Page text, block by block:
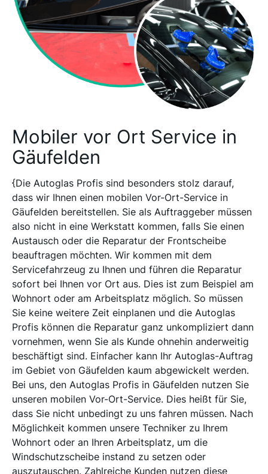
Mobiler vor Ort Service in
Gäufelden
{Die Autoglas Profis sind besonders stolz darauf,
dass wir Ihnen einen mobilen Vor-Ort-Service in
Gäufelden bereitstellen. Sie als Auftraggeber müssen
also nicht in eine Werkstatt kommen, falls Sie einen
Austausch oder die Reparatur der Frontscheibe
beauftragen möchten. Wir kommen mit dem
Servicefahrzeug zu Ihnen und führen die Reparatur
sofort bei Ihnen vor Ort aus. Dies ist zum Beispiel am
Wohnort oder am Arbeitsplatz möglich. So müssen
Sie keine weitere Zeit einplanen und die Autoglas
Profis können die Reparatur ganz unkompliziert dann
vornehmen, wenn Sie als Kunde ohnehin anderweitig
beschäftigt sind. Einfacher kann Ihr Autoglas-Auftrag
im Gebiet von Gäufelden kaum abgewickelt werden.
Bei uns, den Autoglas Profis in Gäufelden nutzen Sie
unseren mobilen Vor-Ort-Service. Dies heißt für Sie,
dass Sie nicht unbedingt zu uns fahren müssen. Nach
Möglichkeit kommen unsere Techniker zu Ihrem
Wohnort oder an Ihren Arbeitsplatz, um die
Windschutzscheibe instand zu setzen oder
auszutauschen. Zahlreiche Kunden nutzen diese